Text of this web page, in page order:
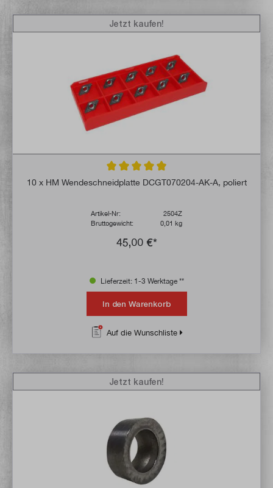
Durchschnittliche Bewertung von 4.9 von
10 x HM Wendeschneidplatte DCGT070204-AK-A, poliert
Artikel-Nr:
2504Z
Bruttogewicht:
0,01 kg
45,00 €*
Jetzt kaufen!
Lieferzeit: 1-3 Werktage **
In den Warenkorb
Auf die Wunschliste
Jetzt kaufen!